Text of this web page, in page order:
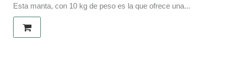
Esta manta, con 10 kg de peso es la que ofrece una...